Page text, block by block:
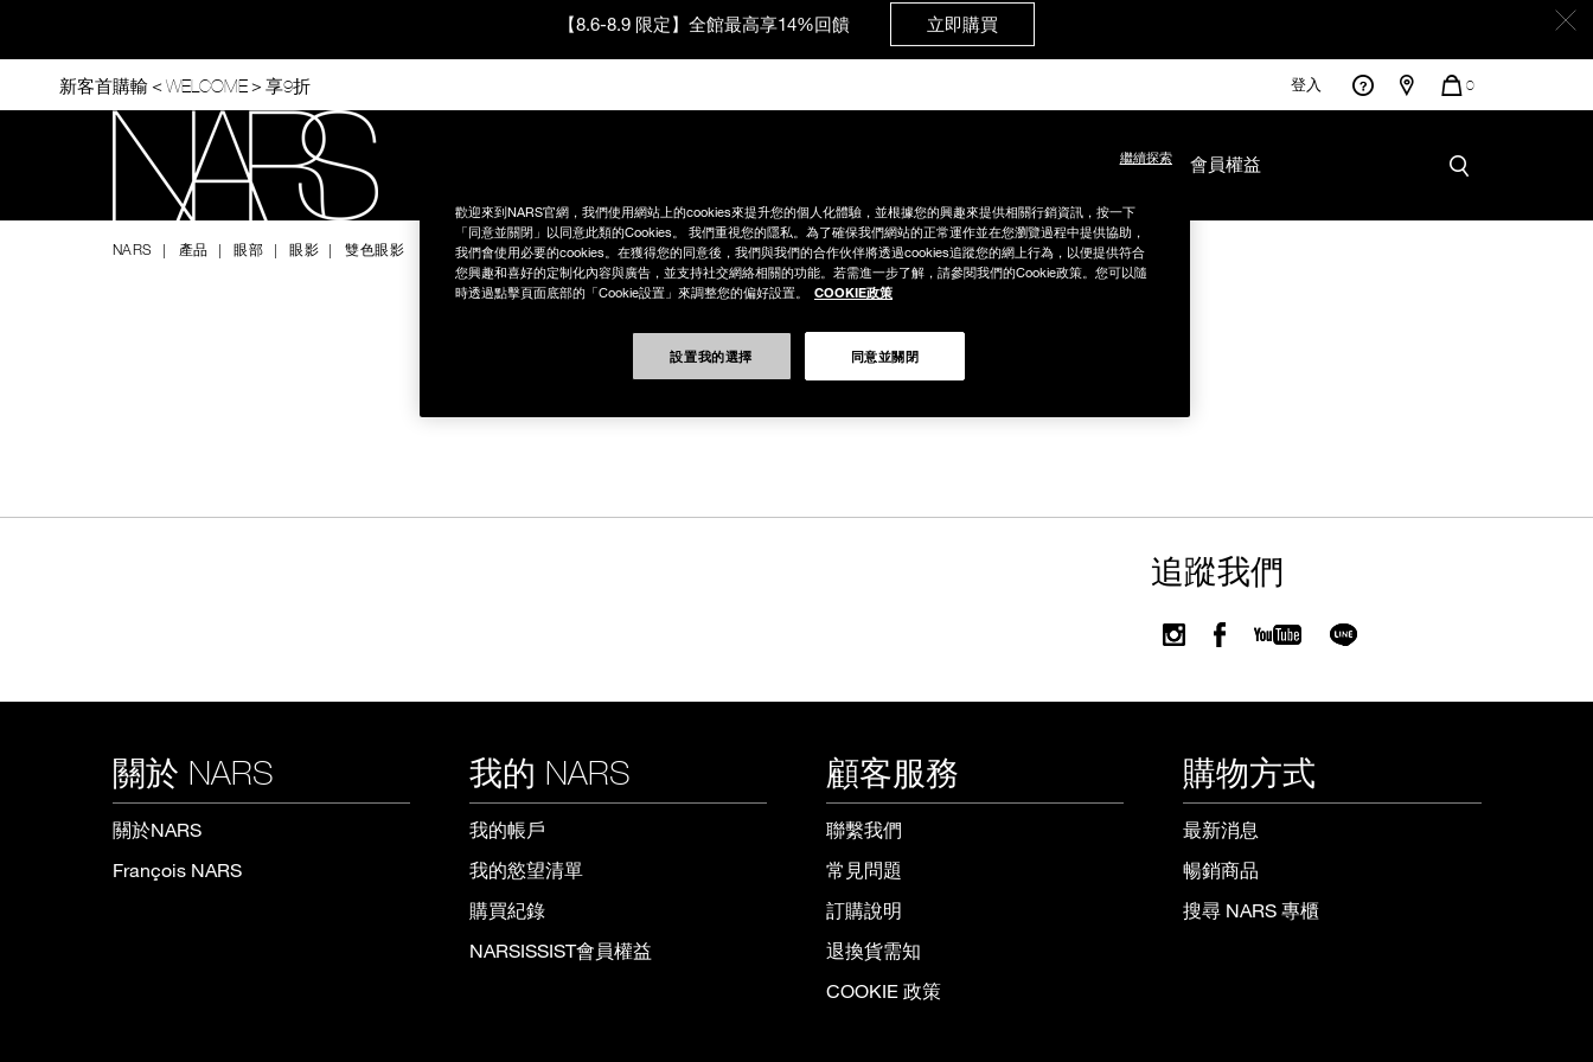
content
【8.6-8.9 限定】全館最高享14%回饋 立即購買
新客首購輸＜WELCOME＞享9折 登入
您
0
彩妝服務 會員權益
NARS 產品 眼部 眼影 雙色眼影
追蹤我們
關於 NARS
關於NARS
François NARS
我的 NARS
我的帳戶
我的慾望清單
購買紀錄
NARSISSIST會員權益
顧客服務
聯繫我們
常見問題
訂購說明
退換貨需知
COOKIE 政策
購物方式
最新消息
暢銷商品
搜尋 NARS 專櫃
歡迎來到NARS官網，我們使用網站上的cookies來提升您的個人化體驗，並根據您的興趣來提供相關行銷資訊，按一下
「同意並關閉」以同意此類的Cookies。 我們重視您的隱私。為了確保我們網站的正常運作並在您瀏覽過程中提供協助，
我們會使用必要的cookies。在獲得您的同意後，我們與我們的合作伙伴將透過cookies追蹤您的網上行為，以便提供符合
您興趣和喜好的定制化內容與廣告，並支持社交網絡相關的功能。若需進一步了解，請參閱我們的Cookie政策。您可以隨
時透過點擊頁面底部的「Cookie設置」來調整您的偏好設置。
COOKIE政策
設置我的選擇 同意並關閉
繼續探索